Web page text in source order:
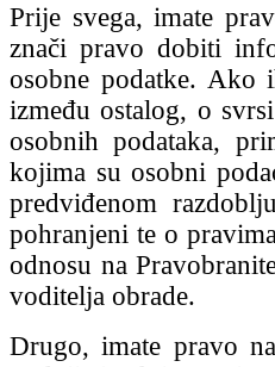
Prije svega, imate
znači pravo dobiti
osobne podatke. Ako
između ostalog, o
osobnih podataka,
kojima su osobni
predviđenom
pohranjeni te o
odnosu na
voditelja obrade.
Drugo, imate pravo